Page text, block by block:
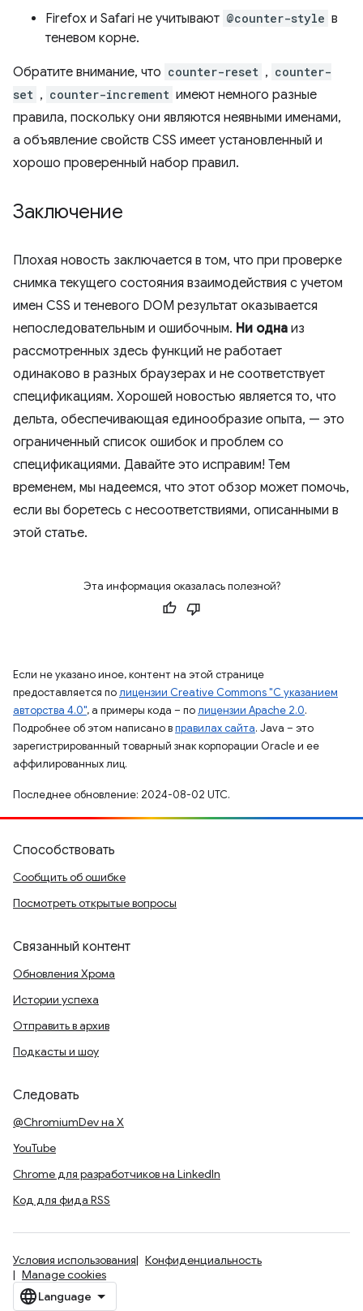
Firefox и Safari не учитывают @counter-style в
теневом корне.
Обратите внимание, что counter-reset , counter-
set , counter-increment имеют немного разные
правила, поскольку они являются неявными именами,
а объявление свойств CSS имеет установленный и
хорошо проверенный набор правил.
Заключение
Плохая новость заключается в том, что при проверке
снимка текущего состояния взаимодействия с учетом
имен CSS и теневого DOM результат оказывается
непоследовательным и ошибочным. Ни одна из
рассмотренных здесь функций не работает
одинаково в разных браузерах и не соответствует
спецификациям. Хорошей новостью является то, что
дельта, обеспечивающая единообразие опыта, — это
ограниченный список ошибок и проблем со
спецификациями. Давайте это исправим! Тем
временем, мы надеемся, что этот обзор может помочь,
если вы боретесь с несоответствиями, описанными в
этой статье.
Эта информация оказалась полезной?
Если не указано иное, контент на этой странице
предоставляется полицензии Creative Commons "С указанием
авторства 4.0", а примеры кода – полицензии Apache 2.0.
Подробнее об этом написано вправилах сайта. Java – это
зарегистрированный товарный знак корпорации Oracle и ее
аффилированных лиц.
Последнее обновление: 2024-08-02 UTC.
Способствовать
Сообщить об ошибке
Посмотреть открытые вопросы
Связанный контент
Обновления Хрома
Истории успеха
Отправить в архив
Подкасты и шоу
Следовать
@ChromiumDev на X
YouTube
Chrome для разработчиков на LinkedIn
Код для фида RSS
Условия использования
Конфиденциальность
Manage cookies